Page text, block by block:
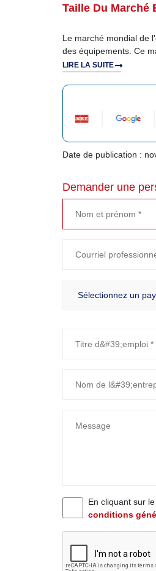
Taille Du Marché
Le marché mondial de
des équipements. Ce
LIRE LA SUITE
Date de publication :
Demander une
En cliquant sur
conditions